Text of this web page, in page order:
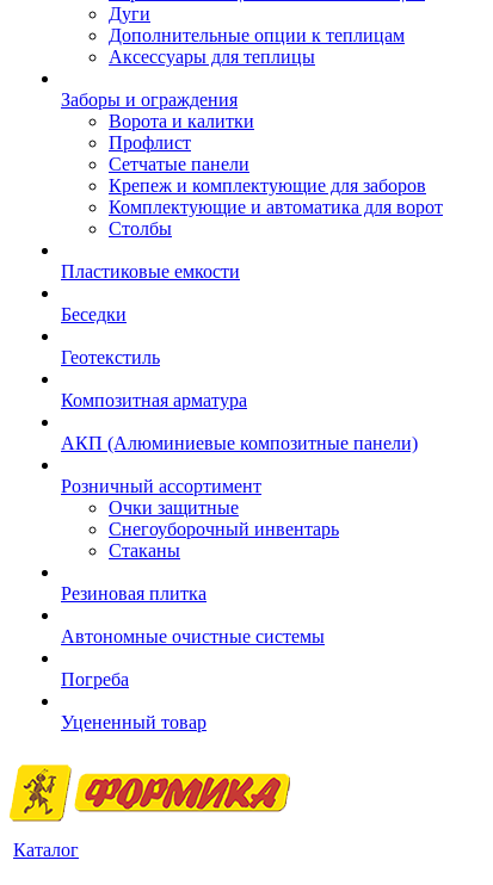
Дуги
Дополнительные опции к теплицам
Аксессуары для теплицы
Заборы и ограждения
Ворота и калитки
Профлист
Сетчатые панели
Крепеж и комплектующие для заборов
Комплектующие и автоматика для ворот
Столбы
Пластиковые емкости
Беседки
Геотекстиль
Композитная арматура
АКП (Алюминиевые композитные панели)
Розничный ассортимент
Очки защитные
Снегоуборочный инвентарь
Стаканы
Резиновая плитка
Автономные очистные системы
Погреба
Уцененный товар
Каталог